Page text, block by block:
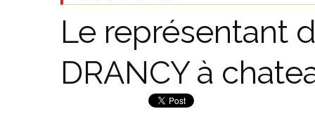
Le représentant
DRANCY à